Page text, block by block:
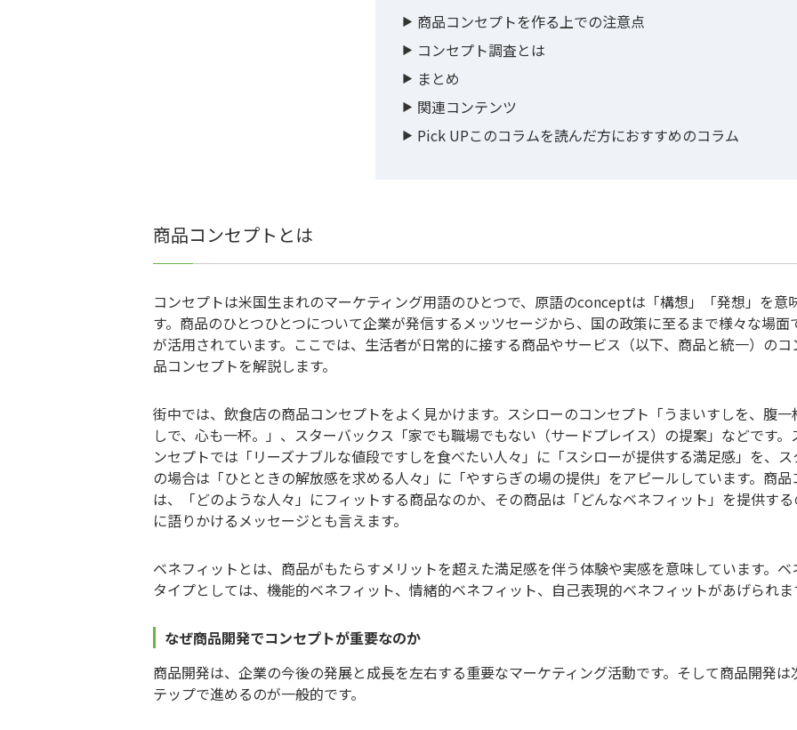
商品コンセプトを作る上での注意点
コンセプト調査とは
まとめ
関連コンテンツ
Pick UPこのコラムを読んだ方におすすめのコラム
商品コンセプトとは
コンセプトは米国生まれのマーケティング用語のひとつで、原語のconceptは「構想」「発想」を意
す。商品のひとつひとつについて企業が発信するメッツセージから、国の政策に至るまで様々な場面
が活用されています。ここでは、生活者が日常的に接する商品やサービス（以下、商品と統一）の
品コンセプトを解説します。
街中では、飲食店の商品コンセプトをよく見かけます。スシローのコンセプト「うまいすしを、腹一
しで、心も一杯。」、スターバックス「家でも職場でもない（サードプレイス）の提案」などです。
ンセプトでは「リーズナブルな値段ですしを食べたい人々」に「スシローが提供する満足感」を、
の場合は「ひとときの解放感を求める人々」に「やすらぎの場の提供」をアピールしています。商品
は、「どのような人々」にフィットする商品なのか、その商品は「どんなベネフィット」を提供す
に語りかけるメッセージとも言えます。
ベネフィットとは、商品がもたらすメリットを超えた満足感を伴う体験や実感を意味しています。ベ
タイプとしては、機能的ベネフィット、情緒的ベネフィット、自己表現的ベネフィットがあげられま
なぜ商品開発でコンセプトが重要なのか
商品開発は、企業の今後の発展と成長を左右する重要なマーケティング活動です。そして商品開発は
テップで進めるのが一般的です。